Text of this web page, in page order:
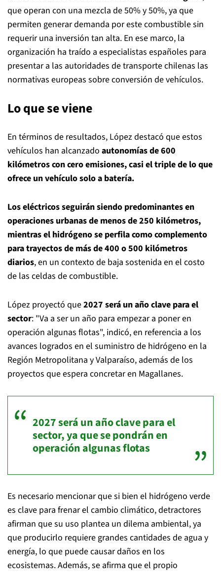
que operan con una mezcla de 50% y 50%, ya que
permiten generar demanda por este combustible sin
requerir una inversión tan alta. En ese marco, la
organización ha traído a especialistas españoles para
presentar a las autoridades de transporte chilenas las
normativas europeas sobre conversión de vehículos.
Lo que se viene
En términos de resultados, López destacó que estos
vehículos han alcanzado autonomías de 600
kilómetros con cero emisiones, casi el triple de lo que
ofrece un vehículo solo a batería.
Los eléctricos seguirán siendo predominantes en
operaciones urbanas de menos de 250 kilómetros,
mientras el hidrógeno se perfila como complemento
para trayectos de más de 400 o 500 kilómetros
diarios, en un contexto de baja sostenida en el costo
de las celdas de combustible.
López proyectó que2027 será un año clave para el
sector: "Va a ser un año para empezar a poner en
operación algunas flotas", indicó, en referencia a los
avances logrados en el suministro de hidrógeno en la
Región Metropolitana y Valparaíso, además de los
proyectos que espera concretar en Magallanes.
2027 será un año clave para el
sector, ya que se pondrán en
operación algunas flotas
Es necesario mencionar que si bien el hidrógeno verde
es clave para frenar el cambio climático, detractores
afirman que su uso plantea un dilema ambiental, ya
que producirlo requiere grandes cantidades de agua y
energía, lo que puede causar daños en los
ecosistemas. Además, se afirma que el propio